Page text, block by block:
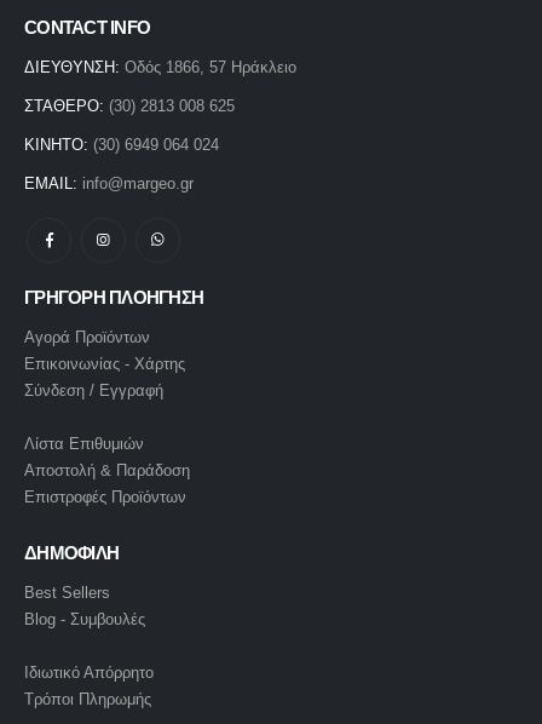
CONTACT INFO
ΔΙΕΥΘΥΝΣΗ: Οδός 1866, 57 Ηράκλειο
ΣΤΑΘΕΡΟ: (30) 2813 008 625
ΚΙΝΗΤΟ: (30) 6949 064 024
EMAIL: info@margeo.gr
ΓΡΗΓΟΡΗ ΠΛΟΗΓΗΣΗ
Αγορά Προϊόντων
Επικοινωνίας - Χάρτης
Σύνδεση / Εγγραφή
Λίστα Επιθυμιών
Αποστολή & Παράδοση
Επιστροφές Προϊόντων
ΔΗΜΟΦΙΛΗ
Best Sellers
Blog - Συμβουλές
Ιδιωτικό Απόρρητο
Τρόποι Πληρωμής